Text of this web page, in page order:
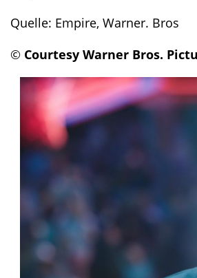
Quelle: Empire, Warner. Bros
© Courtesy Warner Bros.